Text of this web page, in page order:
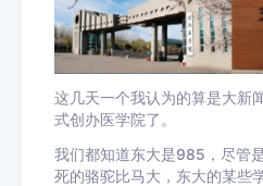
这几天一个我认为的算是大新
式创办医学院了。
我们都知道东大是985，尽管
死的骆驼比马大，东大的某些